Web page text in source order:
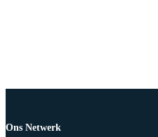
Ons Netwerk